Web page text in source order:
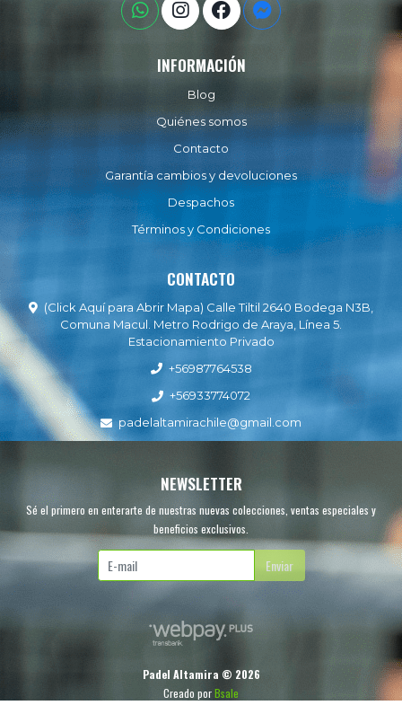
INFORMACIÓN
Blog
Quiénes somos
Contacto
Garantía cambios y devoluciones
Despachos
Términos y Condiciones
CONTACTO
(Click Aquí para Abrir Mapa) Calle Tiltil 2640 Bodega N3B,
Comuna Macul. Metro Rodrigo de Araya, Línea 5.
Estacionamiento Privado
+56987764538
+56933774072
padelaltamirachile@gmail.com
NEWSLETTER
Sé el primero en enterarte de nuestras nuevas colecciones, ventas especiales y
beneficios exclusivos.
Enviar
Padel Altamira © 2026
Creado porBsale